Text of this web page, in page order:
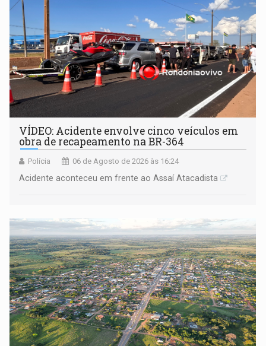
VÍDEO: Acidente envolve cinco veículos em
obra de recapeamento na BR-364
Polícia 06 de Agosto de 2026 às 16:24
Acidente aconteceu em frente ao Assaí Atacadista